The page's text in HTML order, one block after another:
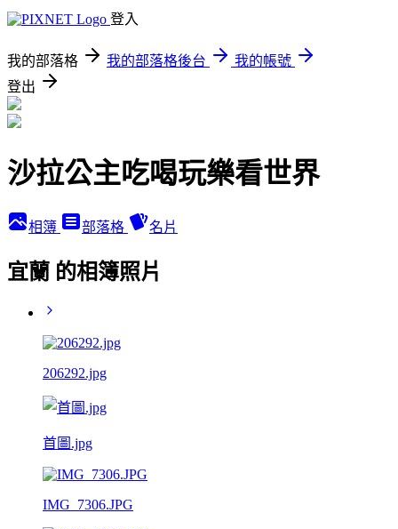
登入
我的部落格 我的部落格後台
我的帳號
登出
沙拉公主吃喝玩樂看世界
相簿 部落格 名片
宜蘭 的相簿照片
206292.jpg
首圖.jpg
IMG_7306.JPG